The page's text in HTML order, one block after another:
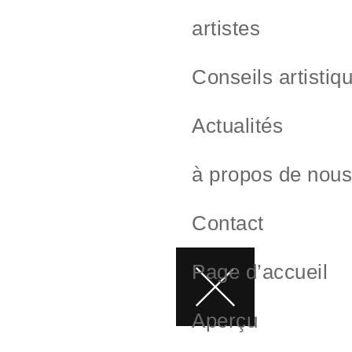
artistes
Conseils
Actualités
à propos de nous
Contact
Page d’accueil
Aperçu